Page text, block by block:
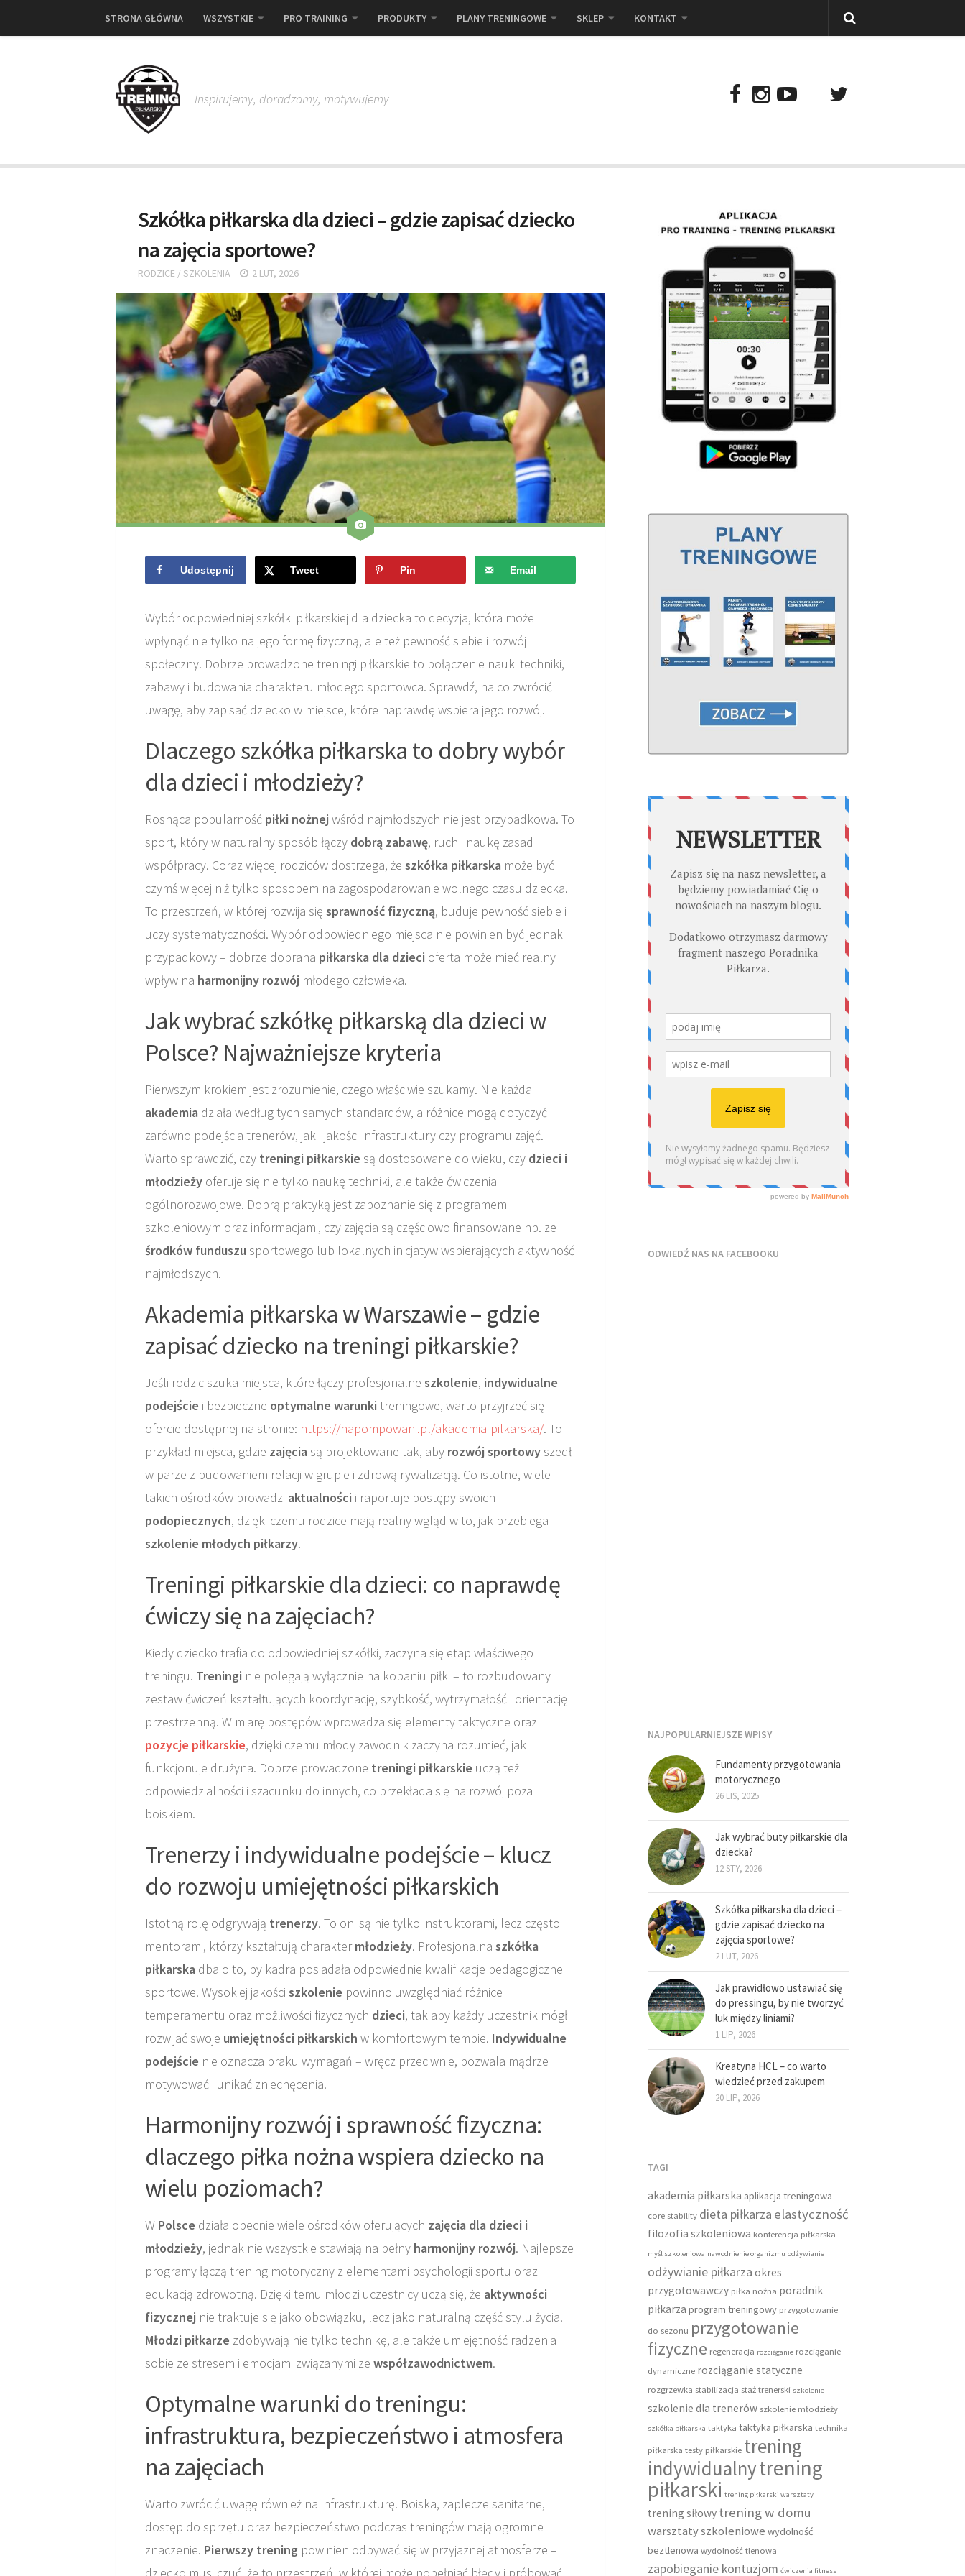
STRONA GŁÓWNA WSZYSTKIE PRO TRAINING PRODUKTY PLANY TRENINGOWE SKLEP KONTAKT
Inspirujemy, doradzamy, motywujemy
Szkółka piłkarska dla dzieci – gdzie zapisać dziecko
na zajęcia sportowe?
RODZICE / SZKOLENIA 2 LUT, 2026
Udostępnij Tweet Pin Email
Wybór odpowiedniej szkółki piłkarskiej dla dziecka to decyzja, która może
wpłynąć nie tylko na jego formę fizyczną, ale też pewność siebie i rozwój
społeczny. Dobrze prowadzone treningi piłkarskie to połączenie nauki techniki,
zabawy i budowania charakteru młodego sportowca. Sprawdź, na co zwrócić
uwagę, aby zapisać dziecko w miejsce, które naprawdę wspiera jego rozwój.
Dlaczego szkółka piłkarska to dobry wybór
dla dzieci i młodzieży?
Rosnąca popularność piłki nożnej wśród najmłodszych nie jest przypadkowa. To
sport, który w naturalny sposób łączy dobrą zabawę, ruch i naukę zasad
współpracy. Coraz więcej rodziców dostrzega, że szkółka piłkarska może być
czymś więcej niż tylko sposobem na zagospodarowanie wolnego czasu dziecka.
To przestrzeń, w której rozwija się sprawność fizyczną, buduje pewność siebie i
uczy systematyczności. Wybór odpowiedniego miejsca nie powinien być jednak
przypadkowy – dobrze dobrana piłkarska dla dzieci oferta może mieć realny
wpływ na harmonijny rozwój młodego człowieka.
Jak wybrać szkółkę piłkarską dla dzieci w
Polsce? Najważniejsze kryteria
Pierwszym krokiem jest zrozumienie, czego właściwie szukamy. Nie każda
akademia działa według tych samych standardów, a różnice mogą dotyczyć
zarówno podejścia trenerów, jak i jakości infrastruktury czy programu zajęć.
Warto sprawdzić, czy treningi piłkarskie są dostosowane do wieku, czy dzieci i
młodzieży oferuje się nie tylko naukę techniki, ale także ćwiczenia
ogólnorozwojowe. Dobrą praktyką jest zapoznanie się z programem
szkoleniowym oraz informacjami, czy zajęcia są częściowo finansowane np. ze
środków funduszu sportowego lub lokalnych inicjatyw wspierających aktywność
najmłodszych.
Akademia piłkarska w Warszawie – gdzie
zapisać dziecko na treningi piłkarskie?
Jeśli rodzic szuka miejsca, które łączy profesjonalne szkolenie, indywidualne
podejście i bezpieczne optymalne warunki treningowe, warto przyjrzeć się
ofercie dostępnej na stronie: https://napompowani.pl/akademia-pilkarska/. To
przykład miejsca, gdzie zajęcia są projektowane tak, aby rozwój sportowy szedł
w parze z budowaniem relacji w grupie i zdrową rywalizacją. Co istotne, wiele
takich ośrodków prowadzi aktualności i raportuje postępy swoich
podopiecznych, dzięki czemu rodzice mają realny wgląd w to, jak przebiega
szkolenie młodych piłkarzy.
Treningi piłkarskie dla dzieci: co naprawdę
ćwiczy się na zajęciach?
Kiedy dziecko trafia do odpowiedniej szkółki, zaczyna się etap właściwego
treningu. Treningi nie polegają wyłącznie na kopaniu piłki – to rozbudowany
zestaw ćwiczeń kształtujących koordynację, szybkość, wytrzymałość i orientację
przestrzenną. W miarę postępów wprowadza się elementy taktyczne oraz
pozycje piłkarskie, dzięki czemu młody zawodnik zaczyna rozumieć, jak
funkcjonuje drużyna. Dobrze prowadzone treningi piłkarskie uczą też
odpowiedzialności i szacunku do innych, co przekłada się na rozwój poza
boiskiem.
Trenerzy i indywidualne podejście – klucz
do rozwoju umiejętności piłkarskich
Istotną rolę odgrywają trenerzy. To oni są nie tylko instruktorami, lecz często
mentorami, którzy kształtują charaktermłodzieży. Profesjonalna szkółka
piłkarska dba o to, by kadra posiadała odpowiednie kwalifikacje pedagogiczne i
sportowe. Wysokiej jakości szkolenie powinno uwzględniać różnice
temperamentu oraz możliwości fizycznych dzieci, tak aby każdy uczestnik mógł
rozwijać swoje umiejętności piłkarskich w komfortowym tempie. Indywidualne
podejście nie oznacza braku wymagań – wręcz przeciwnie, pozwala mądrze
motywować i unikać zniechęcenia.
Harmonijny rozwój i sprawność fizyczna:
dlaczego piłka nożna wspiera dziecko na
wielu poziomach?
W Polsce działa obecnie wiele ośrodków oferujących zajęcia dla dzieci i
młodzieży, jednak nie wszystkie stawiają na pełny harmonijny rozwój. Najlepsze
programy łączą trening motoryczny z elementami psychologii sportu oraz
edukacją zdrowotną. Dzięki temu młodzi uczestnicy uczą się, że aktywności
fizycznej nie traktuje się jako obowiązku, lecz jako naturalną część stylu życia.
Młodzi piłkarze zdobywają nie tylko technikę, ale także umiejętność radzenia
sobie ze stresem i emocjami związanymi ze współzawodnictwem.
Optymalne warunki do treningu:
infrastruktura, bezpieczeństwo i atmosfera
na zajęciach
Warto zwrócić uwagę również na infrastrukturę. Boiska, zaplecze sanitarne,
dostęp do sprzętu oraz bezpieczeństwo podczas treningów mają ogromne
znaczenie. Pierwszy trening powinien odbywać się w przyjaznej atmosferze –
ODWIEDŹ NAS NA FACEBOOKU
NAJPOPULARNIEJSZE WPISY
Fundamenty przygotowania
motorycznego
26 LIS, 2025
Jak wybrać buty piłkarskie dla
dziecka?
12 STY, 2026
Szkółka piłkarska dla dzieci –
gdzie zapisać dziecko na
zajęcia sportowe?
2 LUT, 2026
Jak prawidłowo ustawiać się
do pressingu, by nie tworzyć
luk między liniami?
1 LIP, 2026
Kreatyna HCL – co warto
wiedzieć przed zakupem
20 LIP, 2026
TAGI
akademia piłkarska aplikacja treningowa
core stability dieta piłkarza elastyczność
filozofia szkoleniowa konferencja piłkarska
myśl szkoleniowa nawodnienie organizmu odżywianie
odżywianie piłkarza okres
przygotowawczy piłka nożna poradnik
piłkarza program treningowy przygotowanie
do sezonu przygotowanie
fizyczne regeneracja rozciąganie rozciąganie
dynamiczne rozciąganie statyczne
rozgrzewka stabilizacja staż trenerski szkolenie
szkolenie dla trenerów szkolenie młodzieży
szkółka piłkarska taktyka taktyka piłkarska technika
piłkarska testy piłkarskie trening
indywidualnytrening
piłkarski trening piłkarski warsztaty
trening siłowy trening w domu
warsztaty szkoleniowe wydolność
beztlenowa wydolność tlenowa
zapobieganie kontuzjom ćwiczenia fitness